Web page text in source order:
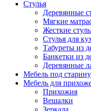
Стулья
Деревянные
Мягкие
Жесткие
Стулья для
Табуреты из
Банкетки из
Деревянные
Мебель под старину
Мебель для
Прихожия
Вешалки
Зеркала